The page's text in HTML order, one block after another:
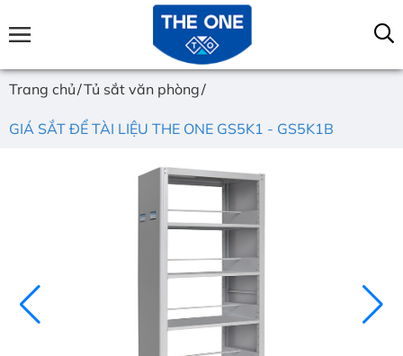
Trang chủ Tủ sắt văn phòng
GIÁ SẮT ĐỂ TÀI LIỆU THE ONE GS5K1 - GS5K1B